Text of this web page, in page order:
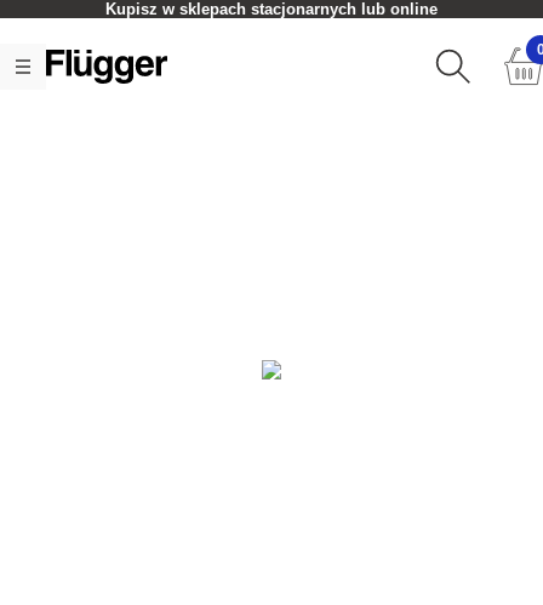
Kupisz w sklepach stacjonarnych lub online